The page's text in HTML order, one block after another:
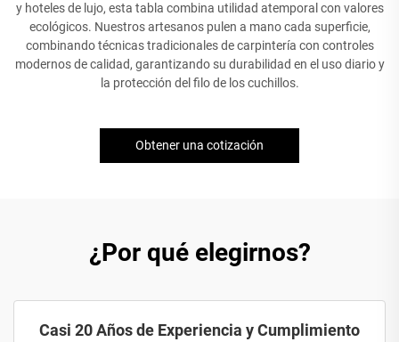
y hoteles de lujo, esta tabla combina utilidad atemporal con valores
ecológicos. Nuestros artesanos pulen a mano cada superficie,
combinando técnicas tradicionales de carpintería con controles
modernos de calidad, garantizando su durabilidad en el uso diario y
la protección del filo de los cuchillos.
Obtener una cotización
¿Por qué elegirnos?
Casi 20 Años de Experiencia y Cumplimiento